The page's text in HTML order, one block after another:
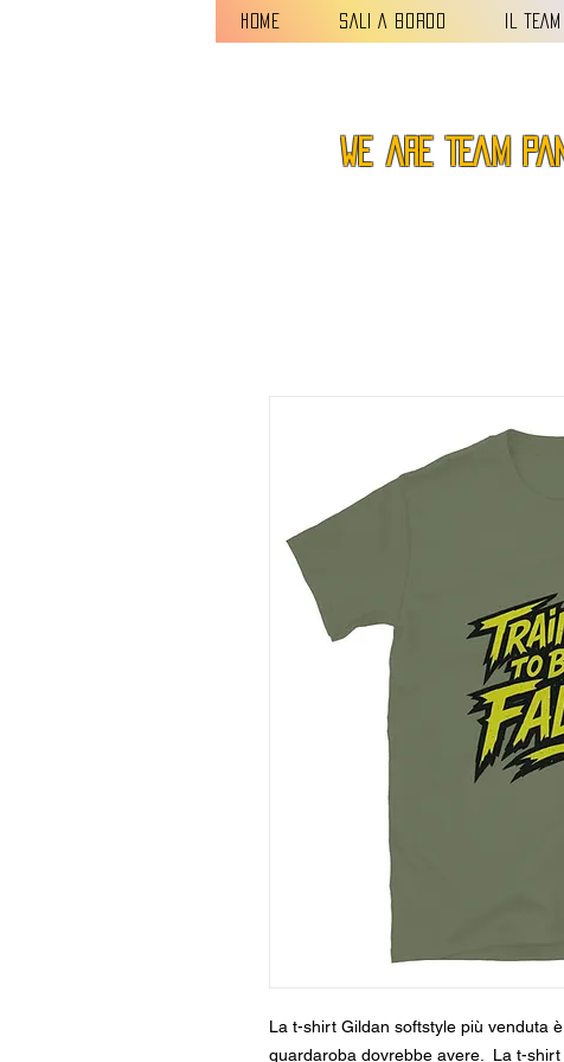
HOME SALI A BORDO IL TEAM
we are TEAM
La t-shirt Gildan softstyle più venduta
guardaroba dovrebbe avere.  La t-